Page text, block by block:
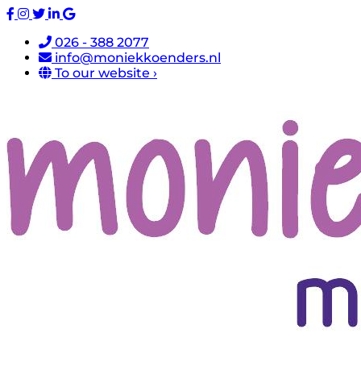
026 - 388 2077
info@moniekkoenders.nl
To our website ›